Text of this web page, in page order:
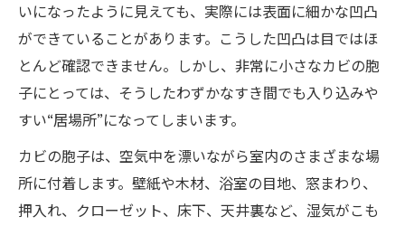
いになったように見えても、実際には表面に細かな凹凸
ができていることがあります。こうした凹凸は目ではほ
とんど確認できません。しかし、非常に小さなカビの胞
子にとっては、そうしたわずかなすき間でも入り込みや
すい“居場所”になってしまいます。
カビの胞子は、空気中を漂いながら室内のさまざまな場
所に付着します。壁紙や木材、浴室の目地、窓まわり、
押入れ、クローゼット、床下、天井裏など、湿気がこも